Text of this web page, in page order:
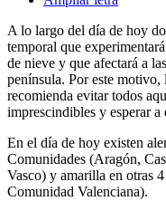
A lo largo del día de hoy
temporal que
de nieve y que afectará a
península. Por este
recomienda evitar todos
imprescindibles y esperar a
En el día de hoy existen
Comunidades (Aragón,
Vasco) y amarilla en otras
Comunidad Valenciana).